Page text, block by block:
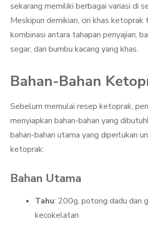
sekarang memiliki berbagai variasi di
Meskipun demikian, ciri khas
kombinasi antara tahapan penyajian,
segar, dan bumbu kacang yang khas.
Bahan-Bahan
Sebelum memulai resep ketoprak,
menyiapkan bahan-bahan yang
bahan-bahan utama yang diperlukan
ketoprak:
Bahan Utama
Tahu: 200g, potong dadu dan
kecokelatan